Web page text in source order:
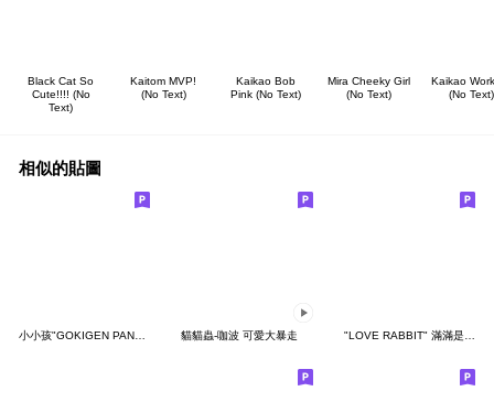
Black Cat So
Cute!!!! (No
Text)
Kaitom MVP!
(No Text)
Kaikao Bob
Pink (No Text)
Mira Cheeky Girl
(No Text)
Kaikao
(No Text)
相似的貼圖
小小孩"GOKIGEN PANDA" 台灣版 貓貓蟲-咖波 可愛大暴走 "LOVE RABBIT" 滿滿是愛 台灣版